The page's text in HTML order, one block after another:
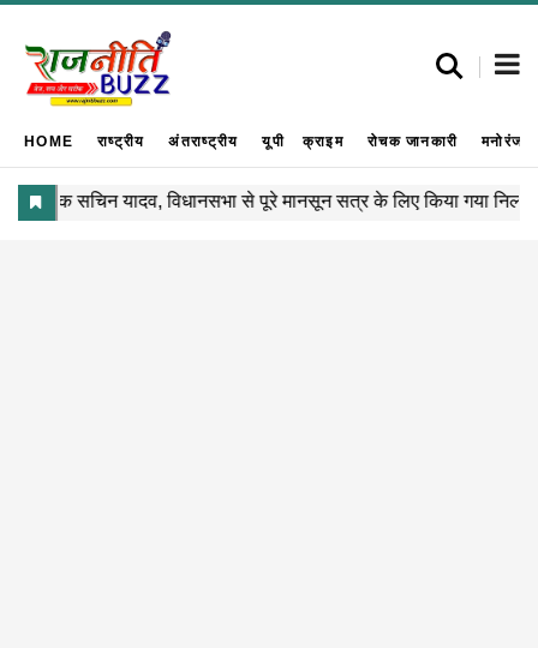
HOME राष्ट्रीय अंतराष्ट्रीय यूपी क्राइम रोचक जानकारी मनोरंजन